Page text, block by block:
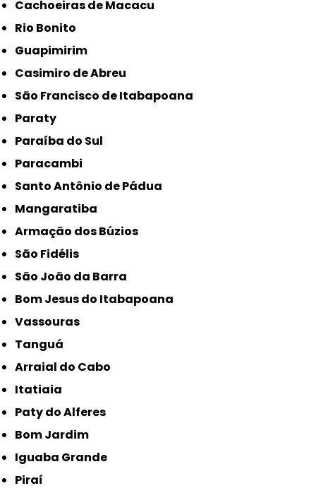
Cachoeiras de Macacu
Rio Bonito
Guapimirim
Casimiro de Abreu
São Francisco de Itabapoana
Paraty
Paraíba do Sul
Paracambi
Santo Antônio de Pádua
Mangaratiba
Armação dos Búzios
São Fidélis
São João da Barra
Bom Jesus do Itabapoana
Vassouras
Tanguá
Arraial do Cabo
Itatiaia
Paty do Alferes
Bom Jardim
Iguaba Grande
Piraí